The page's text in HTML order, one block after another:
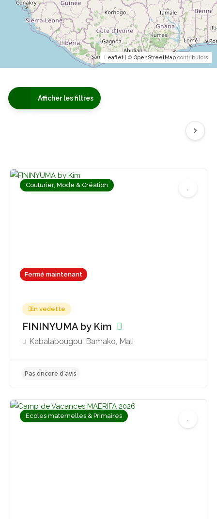
Afficher les filtres
Fermé maintenant
Couturier, Mode & Création
En vedette
FININYUMA by Kim
Kabalabougou, Bamako, Mali
Ecoles maternelles & Primaires
Leaflet | © OpenStreetMap contributors